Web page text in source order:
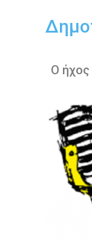
περιεχόμενο
Ο ήχος